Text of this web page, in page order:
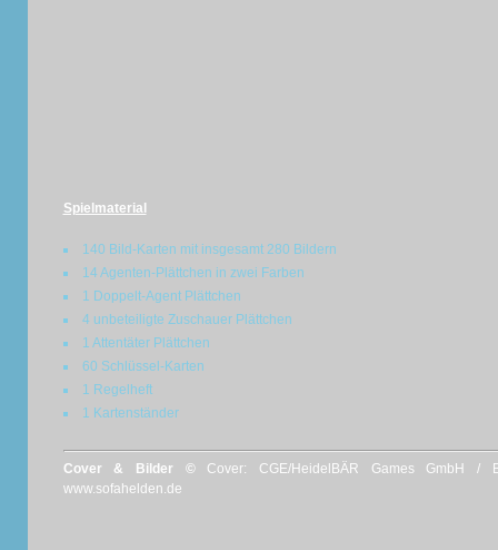
Spielmaterial
140 Bild-Karten mit insgesamt 280 Bildern
14 Agenten-Plättchen in zwei Farben
1 Doppelt-Agent Plättchen
4 unbeteiligte Zuschauer Plättchen
1 Attentäter Plättchen
60 Schlüssel-Karten
1 Regelheft
1 Kartenständer
Cover & Bilder © Cover: CGE/HeidelBÄR Games GmbH /
www.sofahelden.de